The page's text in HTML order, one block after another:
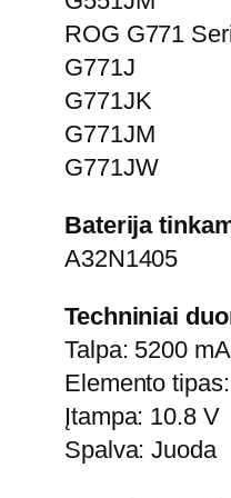
ROG G771
G771J
G771JK
G771JM
G771JW
Baterija
A32N1405
Techniniai
Talpa: 5200
Elemento
Įtampa: 10.8 V
Spalva: Juoda